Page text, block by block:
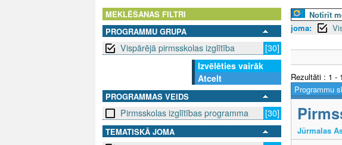
V
MEKLĒŠANAS FILTRI
PROGRAMMU GRUPA
Vispārējā pirmsskolas izglītība
[30]
Izvēlēties vairāk
Atcelt
PROGRAMMAS VEIDS
Pirmsskolas izglītības programma [30]
TEMATISKĀ JOMA
Notīrīt
joma:
Rezultāti : 1 -
Programmu
Jūrmalas